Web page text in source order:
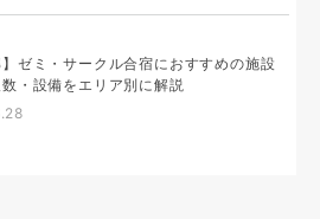
】ゼミ・サークル合宿におすすめの施設
・設備をエリア別に解説